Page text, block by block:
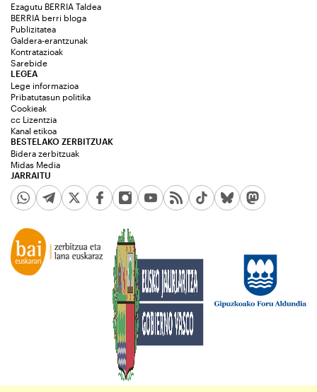
Ezagutu BERRIA Taldea
BERRIA berri bloga
Publizitatea
Galdera-erantzunak
Kontratazioak
Sarebide
JARRAITU
LEGEA
Lege informazioa
Pribatutasun politika
Cookieak
cc Lizentzia
Kanal etikoa
BESTELAKO ZERBITZUAK
Bidera zerbitzuak
Midas Media